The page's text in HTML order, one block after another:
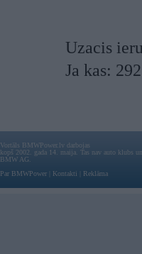
Uzacis
Ja kas:
Vortāls BMWPower.lv darbojas
kopš 2002. gada 14. maija. Tas nav auto klubs
BMW AG.
Par BMWPower
Kontakti Reklāma